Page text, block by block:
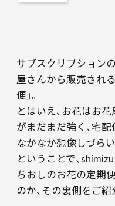
サブスクリプション
屋さんから販売され
便」。
とはいえ、お花はお
がまだまだ強く、宅
なかなか想像しづらい
ということで、
ちおしのお花の定期
のか、その裏側をご紹